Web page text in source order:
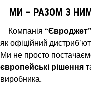
МИ – РАЗОМ З
Компанія “Євроджет”
як офіційний
Ми не просто
європейські рішення
виробника.